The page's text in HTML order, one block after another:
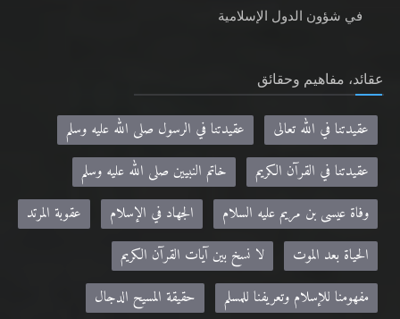
في شؤون الدول الإسلامية
عقائد، مفاهيم وحقائق
عقيدتنا في الله تعالى
عقيدتنا في الرسول صلى الله عليه وسلم
عقيدتنا في القرآن الكريم
خاتم النبيين صلى الله عليه وسلم
وفاة عيسى بن مريم عليه السلام
الجهاد في الإسلام
عقوبة المرتد
الحياة بعد الموت
لا نسخ بين آيات القرآن الكريم
مفهومنا للإسلام وتعريفنا للمسلم
حقيقة المسيح الدجال